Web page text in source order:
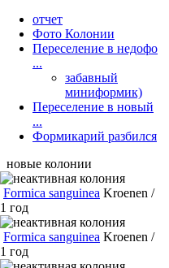
отчет
Фото Колонии
Переселение в недофо
...
забавный
миниформик)
Переселение в новый
...
Формикарий разбился
новые колонии
Formica sanguinea Kroenen /
1 год
Formica sanguinea Kroenen /
1 год